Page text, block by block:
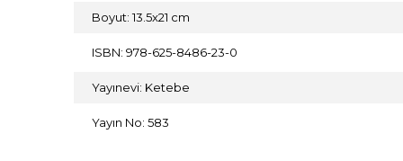
Boyut: 13.5x21 cm
ISBN: 978-625-8486-23-0
Yayınevi: Ketebe
Yayın No: 583